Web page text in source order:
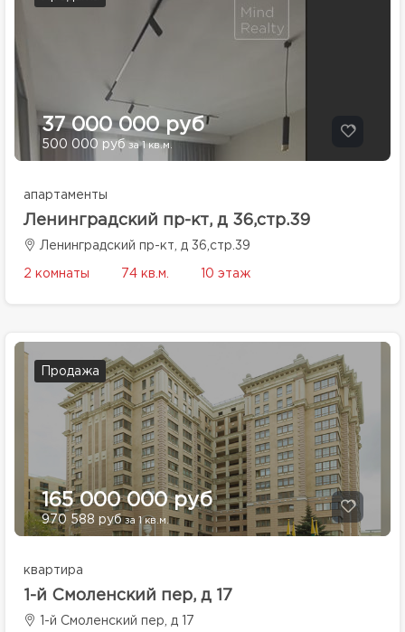
37 000 000 руб
500 000 руб за 1 кв.м.
апартаменты
Ленинградский пр-кт, д 36,стр.39
Ленинградский пр-кт, д 36,стр.39
2 комнаты 74 кв.м. 10 этаж
Продажа
165 000 000 руб
970 588 руб за 1 кв.м.
квартира
1-й Смоленский пер, д 17
1-й Смоленский пер, д 17